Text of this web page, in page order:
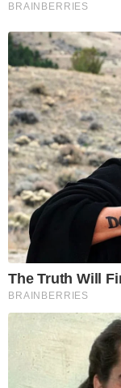
BRAINBERRIES
The Truth Will
BRAINBERRIES